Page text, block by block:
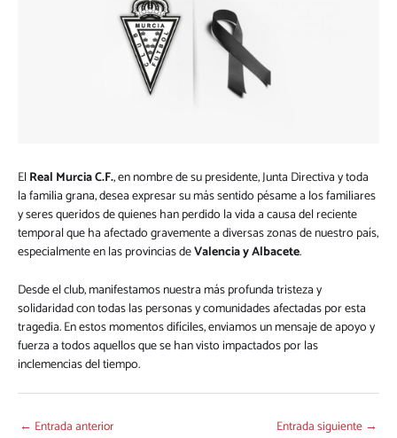
ElReal Murcia C.F., en nombre de su presidente, Junta Directiva y toda
la familia grana, desea expresar su más sentido pésame a los familiares
y seres queridos de quienes han perdido la vida a causa del reciente
temporal que ha afectado gravemente a diversas zonas de nuestro país,
especialmente en las provincias deValencia y Albacete.
Desde el club, manifestamos nuestra más profunda tristeza y
solidaridad con todas las personas y comunidades afectadas por esta
tragedia. En estos momentos difíciles, enviamos un mensaje de apoyo y
fuerza a todos aquellos que se han visto impactados por las
inclemencias del tiempo.
← Entrada anterior Entrada siguiente →